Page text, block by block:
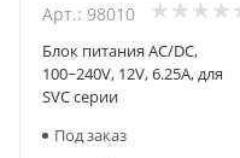
Арт.: 98010
Блок питания AC/DC,
100~240V, 12V, 6.25A, для
SVC серии
Под заказ